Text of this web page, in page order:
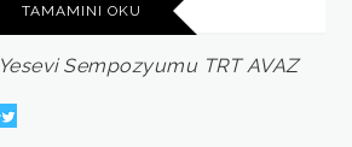
TAMAMINI OKU
Yesevi Sempozyumu TRT AVAZ